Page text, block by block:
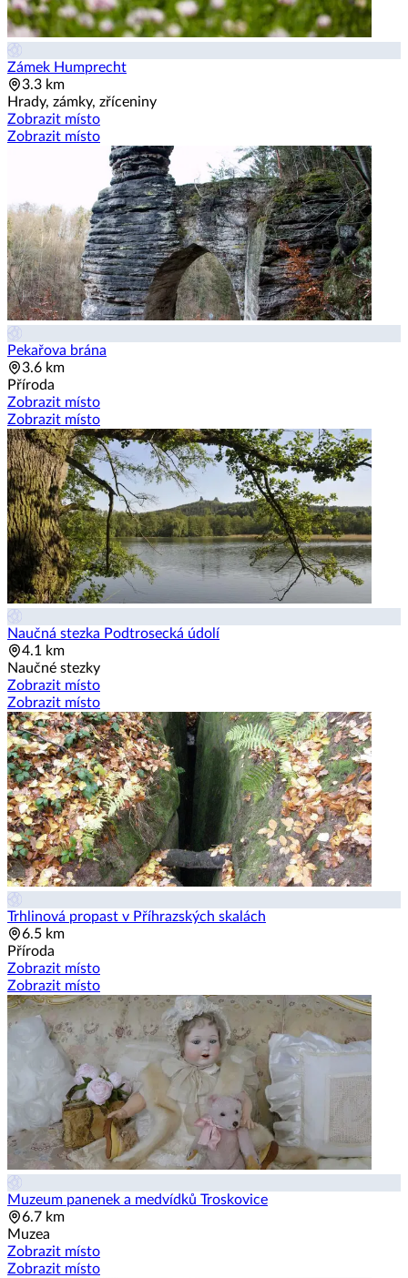
Zámek Humprecht
3.3 km
Hrady, zámky, zříceniny
Zobrazit místo
Zobrazit místo
Pekařova brána
3.6 km
Příroda
Zobrazit místo
Zobrazit místo
Naučná stezka Podtrosecká údolí
4.1 km
Naučné stezky
Zobrazit místo
Zobrazit místo
Trhlinová propast v Příhrazských skalách
6.5 km
Příroda
Zobrazit místo
Zobrazit místo
Muzeum panenek a medvídků Troskovice
6.7 km
Muzea
Zobrazit místo
Zobrazit místo